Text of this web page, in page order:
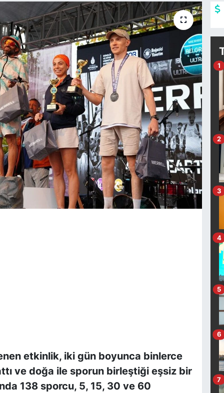
etkinlik, iki gün boyunca binlerce
ve doğa ile sporun birleştiği eşsiz bir
138 sporcu, 5, 15, 30 ve 60
1
2
3
4
5
6
7